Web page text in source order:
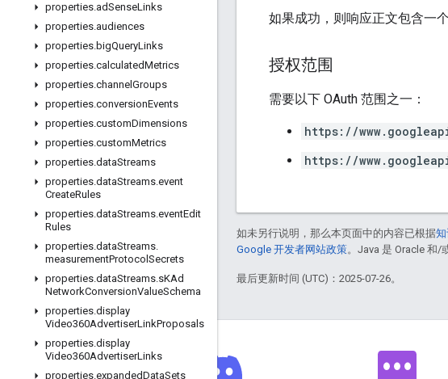
properties.adSenseLinks
properties.audiences
properties.bigQueryLinks
properties.calculatedMetrics
properties.channel Groups
properties.conversionEvents
properties.customDimensions
properties.customMetrics
properties.dataStreams
properties.dataStreams.event
CreateRules
properties.dataStreams.eventEdit
Rules
properties.dataStreams.
measurementProtocol Secrets
properties.dataStreams.sKAd
NetworkConversionValueSchema
properties.display
Video360AdvertiserLinkProposals
properties.display
Video360AdvertiserLinks
properties.expandedDataSets
如果成功，则响应正文包含一个
授权范围
需要以下 OAuth 范围之一：
https://
https://
如未另行说明，那么本页面中的内容已根据
Google 开发者网站政策。Java 是 Oracle 和/
最后更新时间 (UTC)：2025-07-26。